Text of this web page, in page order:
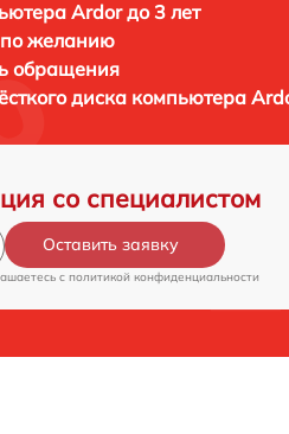
Ardor до 3 лет
желанию
обращения
диска компьютера
со специалистом
Оставить заявку
c политикой конфиденциальности